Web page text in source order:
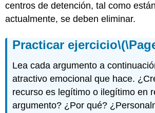
centros de detención, tal como
actualmente, se deben eliminar.
Practicar ejercicio
Lea cada argumento a
atractivo emocional que hace.
recurso es legítimo o ilegítimo en
argumento? ¿Por qué?